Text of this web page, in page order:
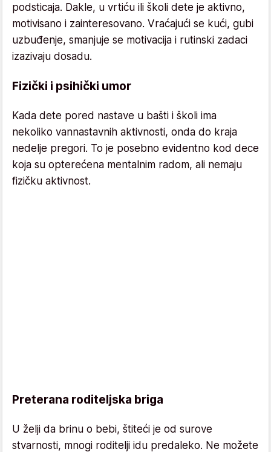
podsticaja. Dakle, u vrtiću ili školi dete je aktivno,
motivisano i zainteresovano. Vraćajući se kući, gubi
uzbuđenje, smanjuje se motivacija i rutinski zadaci
izazivaju dosadu.
Fizički i psihički umor
Kada dete pored nastave u bašti i školi ima
nekoliko vannastavnih aktivnosti, onda do kraja
nedelje pregori. To je posebno evidentno kod dece
koja su opterećena mentalnim radom, ali nemaju
fizičku aktivnost.
Preterana roditeljska briga
U želji da brinu o bebi, štiteći je od surove
stvarnosti, mnogi roditelji idu predaleko. Ne možete